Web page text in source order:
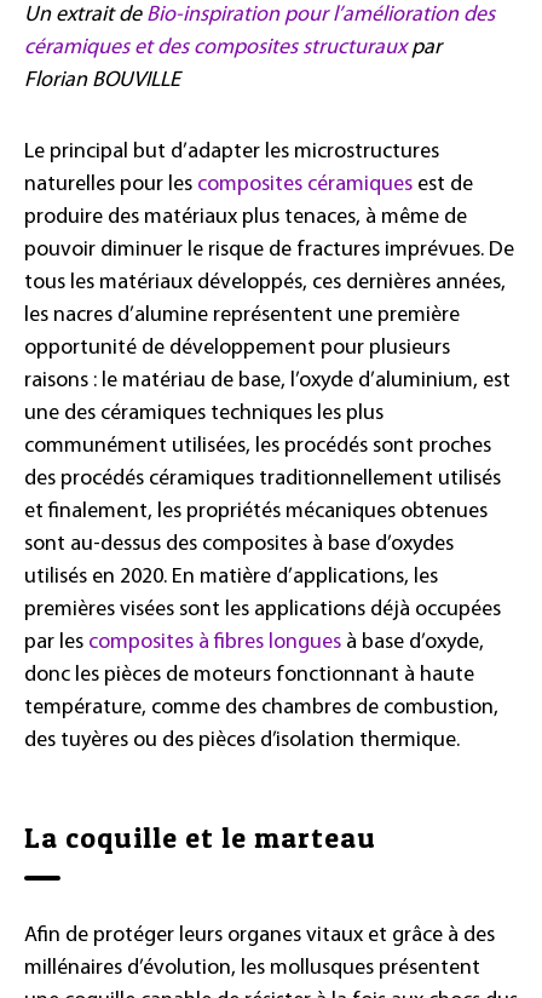
Un extrait de Bio-inspiration pour l’amélioration des
céramiques et des composites structurauxpar
Florian BOUVILLE
Le principal but d’adapter les microstructures
naturelles pour les composites céramiques est de
produire des matériaux plus tenaces, à même de
pouvoir diminuer le risque de fractures imprévues. De
tous les matériaux développés, ces dernières années,
les nacres d’alumine représentent une première
opportunité de développement pour plusieurs
raisons : le matériau de base, l’oxyde d’aluminium, est
une des céramiques techniques les plus
communément utilisées, les procédés sont proches
des procédés céramiques traditionnellement utilisés
et finalement, les propriétés mécaniques obtenues
sont au-dessus des composites à base d’oxydes
utilisés en 2020. En matière d’applications, les
premières visées sont les applications déjà occupées
par les composites à fibres longues à base d’oxyde,
donc les pièces de moteurs fonctionnant à haute
température, comme des chambres de combustion,
des tuyères ou des pièces d’isolation thermique.
La coquille et le marteau
Afin de protéger leurs organes vitaux et grâce à des
millénaires d’évolution, les mollusques présentent